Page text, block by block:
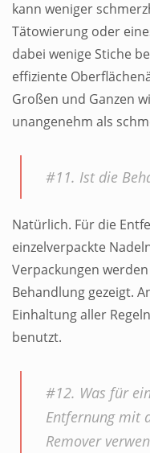
kann weniger
Tätowierung oder
dabei wenige Stiche
effiziente
Großen und Ganzen
unangenehm als
#11. Ist die
Natürlich. Für die
einzelverpackte
Verpackungen
Behandlung gezeigt.
Einhaltung aller
benutzt.
#12. Was für
Entfernung mit
Remover